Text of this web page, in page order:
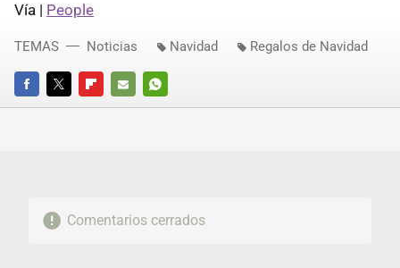
Vía | People
FACEBOOKTWITTERFLIPBOARD
E-
WHATSAPP
TEMAS Noticias Navidad Regalos de Navidad
Comentarios cerrados